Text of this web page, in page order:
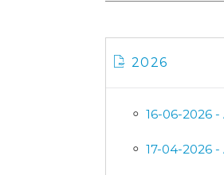
2026
16-06-2026
17-04-2026